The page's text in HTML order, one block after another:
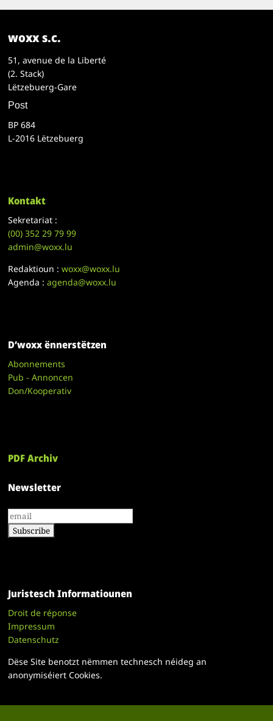
woxx s.c.
51, avenue de la Liberté
(2. Stack)
Lëtzebuerg-Gare
Post
BP 684
L-2016 Lëtzebuerg
Kontakt
Sekretariat :
(00)352 29 79 99
admin@woxx.lu
Redaktioun :woxx@woxx.lu
Agenda :agenda@woxx.lu
D’woxx ënnerstëtzen
Abonnements
Pub - Annoncen
Don/Kooperativ
PDF Archiv
Newsletter
Juristesch Informatiounen
Droit de réponse
Impressum
Datenschutz
Dëse Site benotzt nëmmen technesch néideg an
anonymiséiert Cookies.